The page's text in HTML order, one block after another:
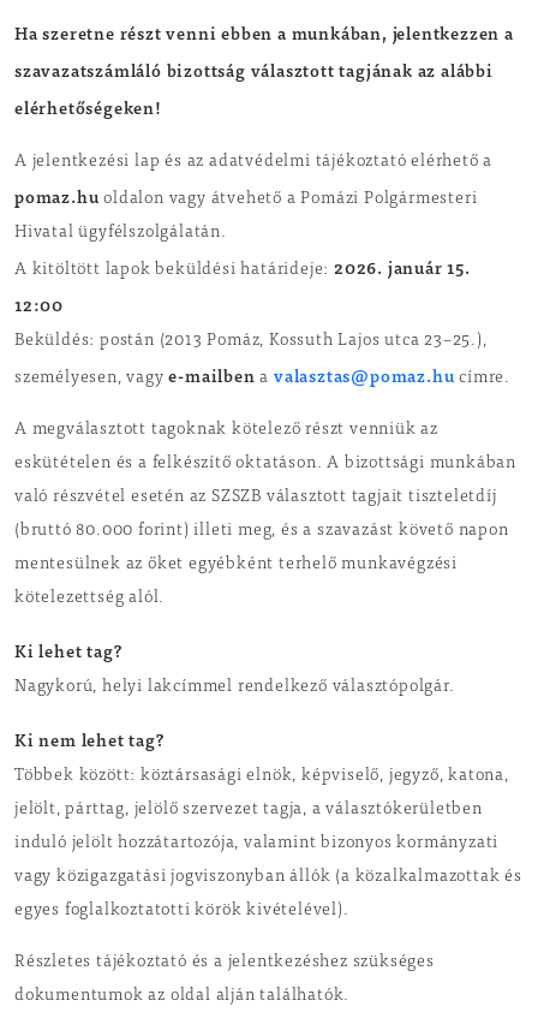
Ha szeretne részt venni ebben a munkában, jelentkezzen a
szavazatszámláló bizottság választott tagjának az alábbi
elérhetőségeken!
A jelentkezési lap és az adatvédelmi tájékoztató elérhető a
pomaz.hu oldalon vagy átvehető a Pomázi Polgármesteri
Hivatal ügyfélszolgálatán.
A kitöltött lapok beküldési határideje: 2026. január 15.
12:00
Beküldés: postán (2013 Pomáz, Kossuth Lajos utca 23–25.),
személyesen, vagye-mailben avalasztas@pomaz.hucímre.
A megválasztott tagoknak kötelező részt venniük az
eskütételen és a felkészítő oktatáson. A bizottsági munkában
való részvétel esetén az SZSZB választott tagjait tiszteletdíj
(bruttó 80.000 forint) illeti meg, és a szavazást követő napon
mentesülnek az őket egyébként terhelő munkavégzési
kötelezettség alól.
Ki lehet tag?
Nagykorú, helyi lakcímmel rendelkező választópolgár.
Ki nem lehet tag?
Többek között: köztársasági elnök, képviselő, jegyző, katona,
jelölt, párttag, jelölő szervezet tagja, a választókerületben
induló jelölt hozzátartozója, valamint bizonyos kormányzati
vagy közigazgatási jogviszonyban állók (a közalkalmazottak és
egyes foglalkoztatotti körök kivételével).
Részletes tájékoztató és a jelentkezéshez szükséges
dokumentumok az oldal alján találhatók.